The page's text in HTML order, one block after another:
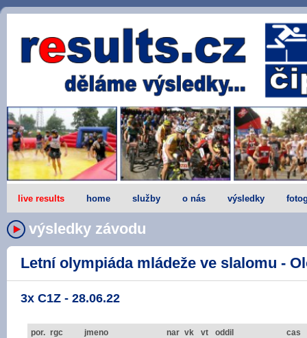
live results home služby o nás výsledky
výsledky závodu
Letní olympiáda mládeže ve slalomu -
3x C1Z - 28.06.22
por. rgc jmeno nar vk vt oddil cas